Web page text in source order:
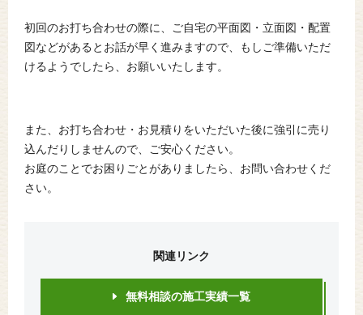
初回のお打ち合わせの際に、ご自宅の平面図・立面図・配置
図などがあるとお話が早く進みますので、もしご準備いただ
けるようでしたら、お願いいたします。
また、お打ち合わせ・お見積りをいただいた後に強引に売り
込んだりしませんので、ご安心ください。
お庭のことでお困りごとがありましたら、お問い合わせくだ
さい。
関連リンク
無料相談の施工実績一覧